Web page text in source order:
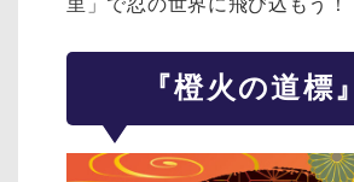
里」で忍の世界に飛び込もう！
『橙火の道標